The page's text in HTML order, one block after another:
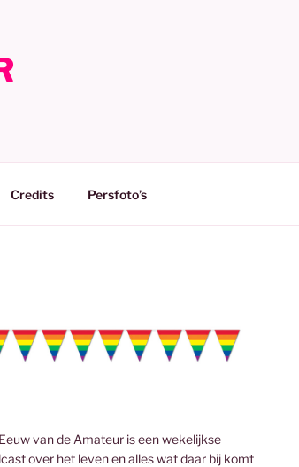
Credits Persfoto’s
van de Amateur is een wekelijkse
over het leven en alles wat daar bij komt